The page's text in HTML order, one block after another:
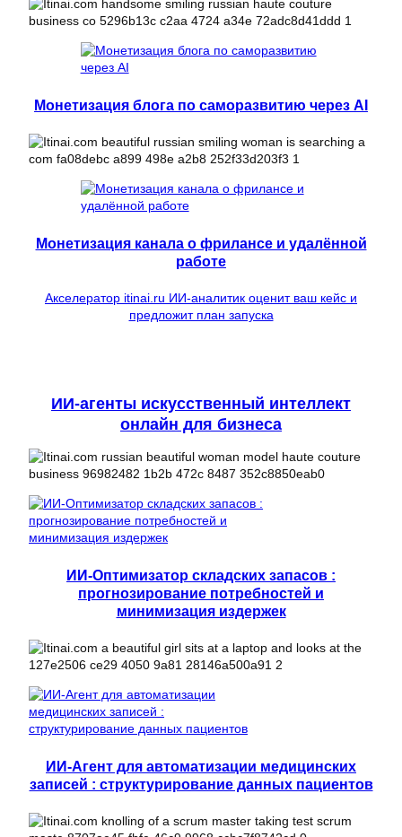
Монетизация блога по саморазвитию через AI
Монетизация канала о фрилансе и удалённой
работе
Акселератор itinai.ru ИИ-аналитик оценит ваш кейс и
предложит план запуска
ИИ-агенты искусственный интеллект
онлайн для бизнеса
ИИ-Оптимизатор складских запасов :
прогнозирование потребностей и
минимизация издержек
ИИ-Агент для автоматизации медицинских
записей : структурирование данных пациентов